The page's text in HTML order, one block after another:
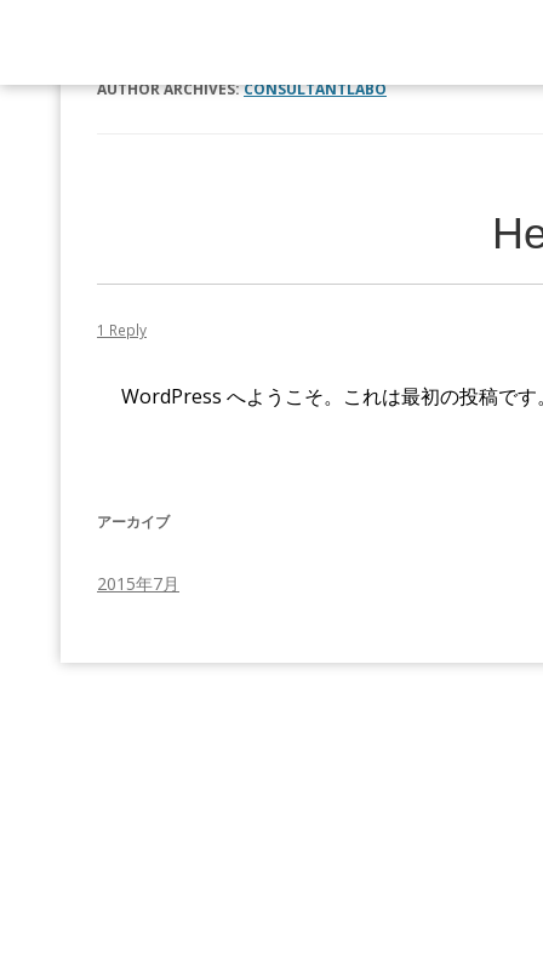
AUTHOR ARCHIVES:CONSULTANTLABO
1 Reply
WordPress へようこそ。これは最初の投稿で
アーカイブ
2015年7月